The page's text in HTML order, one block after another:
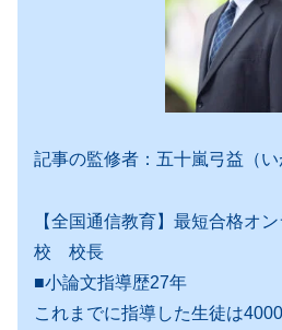
記事の監修者：五十嵐弓益（い
【全国通信教育】最短合格オ
校 校長
■小論文指導歴27年
これまでに指導した生徒は